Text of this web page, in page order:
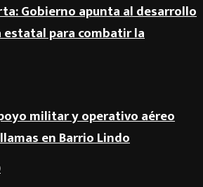
Gobierno apunta al desarrollo
para combatir la
militar y operativo aéreo
en Barrio Lindo